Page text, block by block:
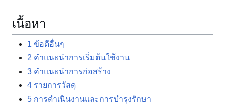
เนื้อหา
1 ข้อดีอื่นๆ
2 คำแนะนำการเริ่มต้นใช้งาน
3 คำแนะนำการก่อสร้าง
4 รายการวัสดุ
5 การดำเนินงานและการบำรุงรักษา